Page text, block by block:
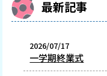
最新記事
2026/07/17
一学期終業式